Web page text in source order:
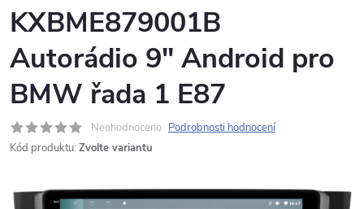
KXBME879001B
Autorádio 9" Android pro
BMW řada 1 E87
Neohodnoceno Podrobnosti hodnocení
Kód produktu: Zvolte variantu